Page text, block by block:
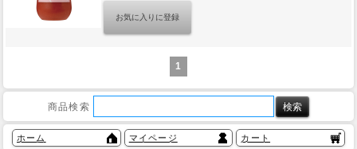
1
商品検索
ホーム マイページ カート